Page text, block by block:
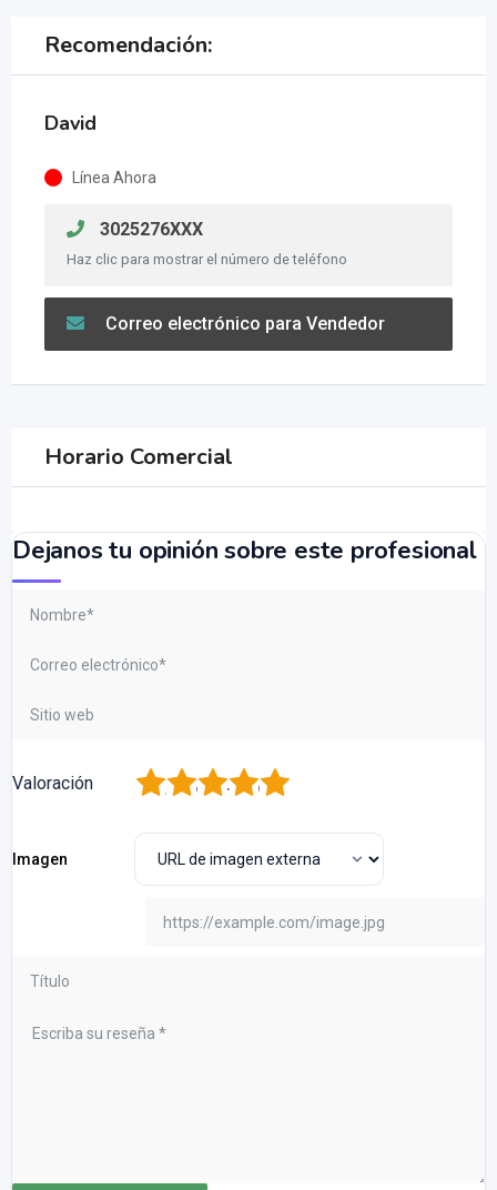
Recomendación:
David
Línea Ahora
3025276XXX
Haz clic para mostrar el número de teléfono
Correo electrónico para Vendedor
Horario Comercial
Dejanos tu opinión sobre este profesional
Valoración 5
4
3
2
Imagen